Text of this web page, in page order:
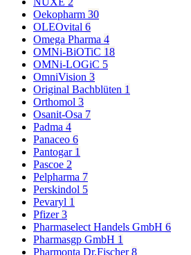
Oekopharm 30
OLEOvital 6
Omega Pharma 4
OMNi-BiOTiC 18
OMNi-LOGiC 5
OmniVision 3
Original Bachblüten 1
Orthomol 3
Osanit-Osa 7
Padma 4
Panaceo 6
Pantogar 1
Pascoe 2
Pelpharma 7
Perskindol 5
Pevaryl 1
Pfizer3
Pharmaselect Handels GmbH 6
Pharmasgp GmbH 1
Pharmonta Dr.Fischer8